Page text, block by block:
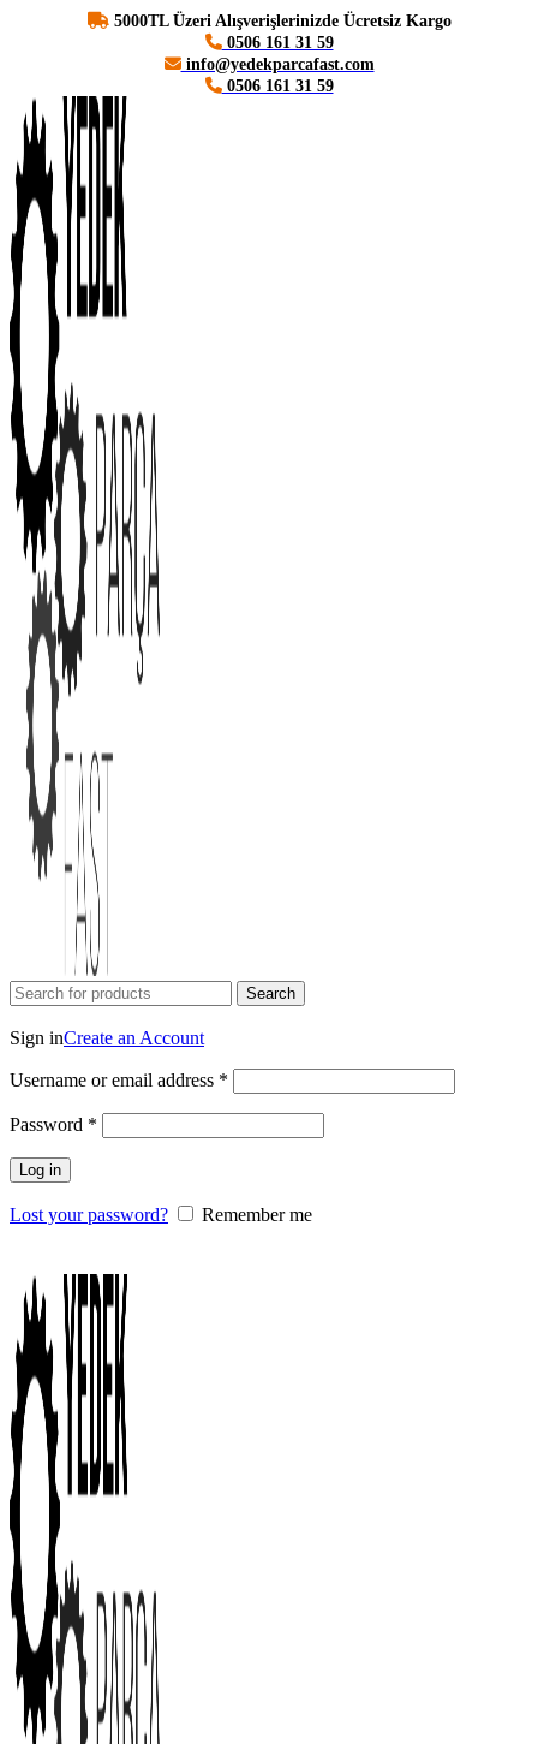
5000TL Üzeri Alışverişlerinizde Ücretsiz Kargo
0506 161 31 59
info@yedekparcafast.com
0506 161 31 59
Search
Sign inCreate an Account
Username or email address *
Password *
Log in
Lost your password?
Remember me